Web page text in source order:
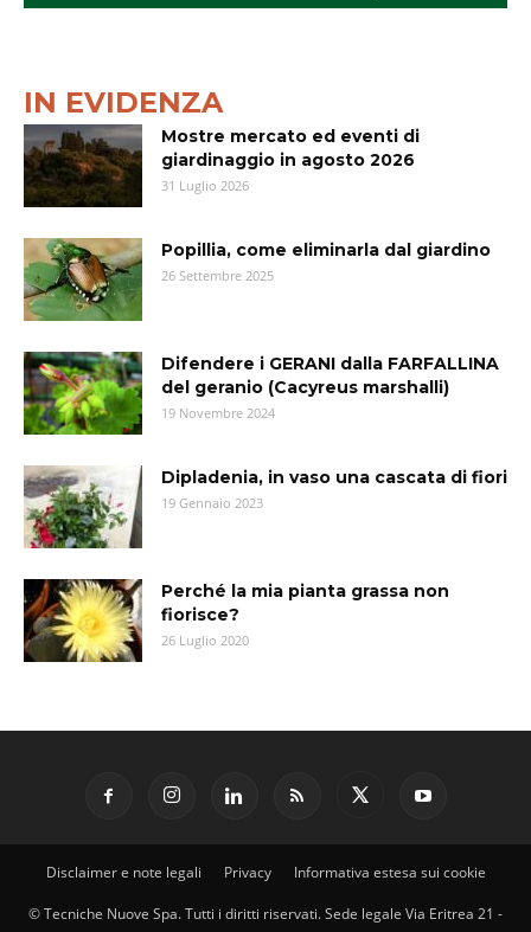
IN EVIDENZA
Mostre mercato ed eventi di
giardinaggio in agosto 2026
31 Luglio 2026
Popillia, come eliminarla dal giardino
26 Settembre 2025
Difendere i GERANI dalla FARFALLINA
del geranio (Cacyreus marshalli)
19 Novembre 2024
Dipladenia, in vaso una cascata di fiori
19 Gennaio 2023
Perché la mia pianta grassa non
fiorisce?
26 Luglio 2020
Disclaimer e note legali Privacy Informativa estesa sui cookie
© Tecniche Nuove Spa. Tutti i diritti riservati. Sede legale Via Eritrea 21 -